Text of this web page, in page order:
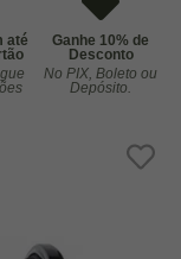
até
Ganhe 10% de
Desconto
No PIX, Boleto ou
Depósito.